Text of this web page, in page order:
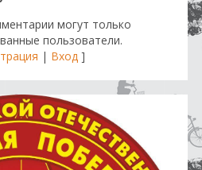
могут только
пользователи.
| Вход]